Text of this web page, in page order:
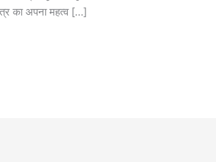
का अपना महत्व […]